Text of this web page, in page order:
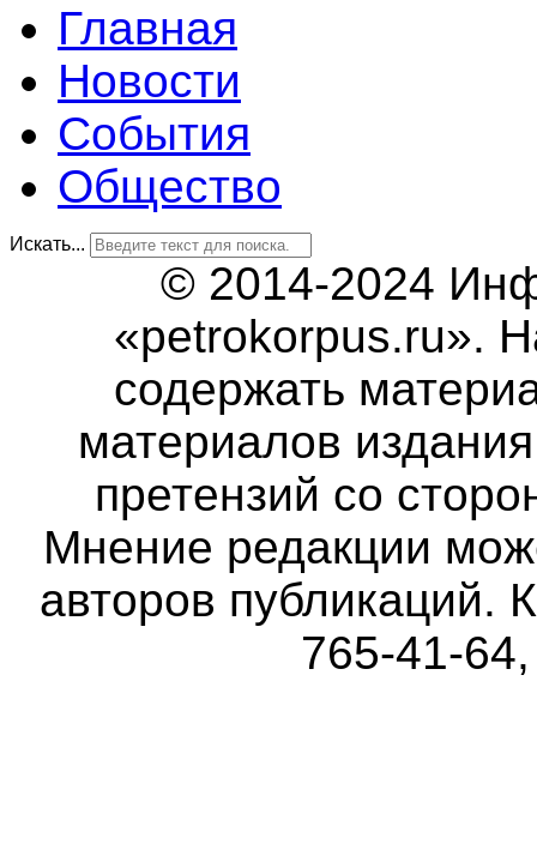
Главная
Новости
События
Общество
Искать...
© 2014-2024
«petrokorpus.ru».
содержать
материалов
претензий со
Мнение редакции
авторов публикаций.
765-41-